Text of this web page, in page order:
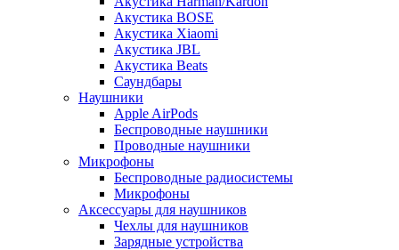
Акустика BOSE
Акустика Xiaomi
Акустика JBL
Акустика Beats
Саундбары
Наушники
Apple AirPods
Беспроводные наушники
Проводные наушники
Микрофоны
Беспроводные радиосистемы
Микрофоны
Аксессуары для наушников
Чехлы для наушников
Зарядные устройства